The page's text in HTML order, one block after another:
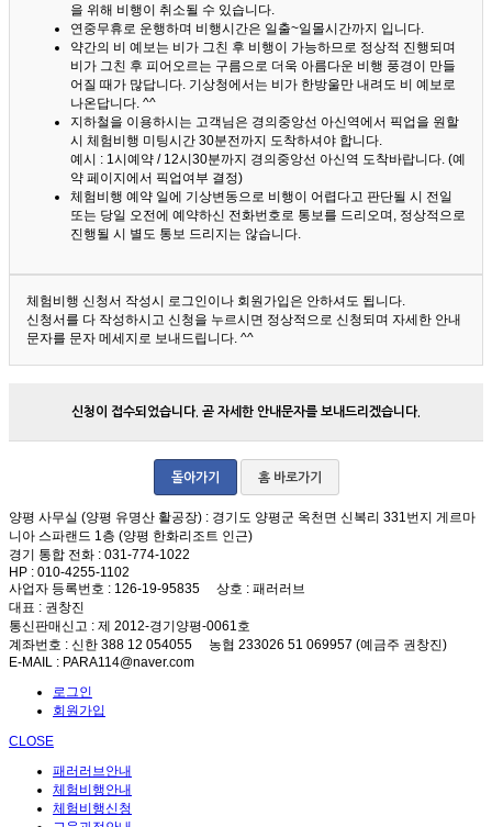
을 위해 비행이 취소될 수 있습니다.
연중무휴로 운행하며 비행시간은 일출~일몰시간까지 입니다.
약간의 비 예보는 비가 그친 후 비행이 가능하므로 정상적 진행되며
비가 그친 후 피어오르는 구름으로 더욱 아름다운 비행 풍경이 만들
어질 때가 많답니다. 기상청에서는 비가 한방울만 내려도 비 예보로
나온답니다. ^^
지하철을 이용하시는 고객님은 경의중앙선 아신역에서 픽업을 원할
시 체험비행 미팅시간 30분전까지 도착하셔야 합니다.
예시 : 1시예약 / 12시30분까지 경의중앙선 아신역 도착바랍니다. (예
약 페이지에서 픽업여부 결정)
체험비행 예약 일에 기상변동으로 비행이 어렵다고 판단될 시 전일
또는 당일 오전에 예약하신 전화번호로 통보를 드리오며, 정상적으로
진행될 시 별도 통보 드리지는 않습니다.
체험비행 신청서 작성시 로그인이나 회원가입은 안하셔도 됩니다.
신청서를 다 작성하시고 신청을 누르시면 정상적으로 신청되며 자세한 안내
문자를 문자 메세지로 보내드립니다. ^^
신청이 접수되었습니다. 곧 자세한 안내문자를 보내드리겠습니다.
돌아가기 홈 바로가기
양평 사무실 (양평 유명산 활공장) : 경기도 양평군 옥천면 신복리 331번지 게르마
니아 스파랜드 1층 (양평 한화리조트 인근)
경기 통합 전화 : 031-774-1022
HP : 010-4255-1102
사업자 등록번호 : 126-19-95835 상호 : 패러러브
대표 : 권창진
통신판매신고 : 제 2012-경기양평-0061호
계좌번호 : 신한 388 12 054055 농협 233026 51 069957 (예금주 권창진)
E-MAIL : PARA114@naver.com
로그인
회원가입
CLOSE
패러러브안내
체험비행안내
체험비행신청